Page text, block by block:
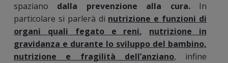
spaziano dalla prevenzione alla cura. In
particolare si parlerà di nutrizione e funzioni di
organi quali fegato e reni, nutrizione in
gravidanza e durante lo sviluppo del bambino,
nutrizione e fragilità dell’anziano, infine